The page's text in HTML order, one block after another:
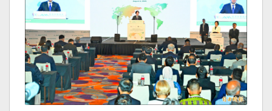
範，避免破壞區域的和平穩定。 海巡署同時強
調，將持續運用聯合情監偵手段，全天候掌握我
國周邊海域動態，目前未偵獲中國船舶異常舉
動，亦未接獲航商反映遭到廣播干擾，提醒航經
該海域之商貨輪，如接獲中方廣播時，無需理會
中方要求，並請立即通報相關單位，海巡署將會
採取一切必要手段，確保船舶航行自由與安全。
戰後許多殖民地選擇獨立，成為杭廷頓第二波民
主化的歷史。獨立的台灣會像脫離日本殖民的韓
國，八一五這一天成為獨立紀念日及光復節。不
同於有國家歷史的朝鮮，台灣是新興國家，開展
自己國家的歷史。台灣沒有像朝鮮的左右路線競
逐政權，造成內戰形成南韓、北朝分裂國家的歷
史。或許會有左右路線政黨，形塑台灣的國家之
路。 如果一九四五年八一五台灣獨立了，一九四